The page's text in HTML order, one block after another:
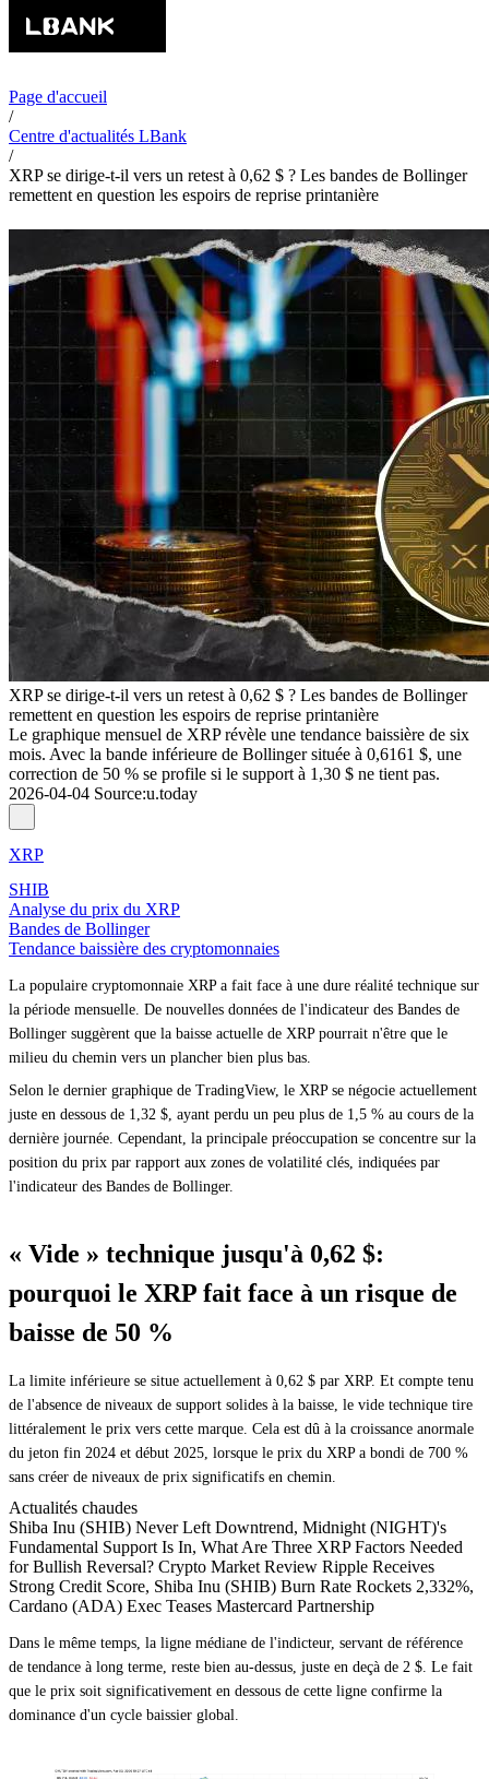
Page d'accueil
/
Centre d'actualités LBank
/
XRP se dirige-t-il vers un retest à 0,62 $ ? Les bandes de Bollinger
remettent en question les espoirs de reprise printanière
XRP se dirige-t-il vers un retest à 0,62 $ ? Les bandes de Bollinger
remettent en question les espoirs de reprise printanière
Le graphique mensuel de XRP révèle une tendance baissière de six
mois. Avec la bande inférieure de Bollinger située à 0,6161 $, une
correction de 50 % se profile si le support à 1,30 $ ne tient pas.
2026-04-04 Source:u.today
XRP
SHIB
Analyse du prix du XRP
Bandes de Bollinger
Tendance baissière des cryptomonnaies
La populaire cryptomonnaie XRP a fait face à une dure réalité technique sur
la période mensuelle. De nouvelles données de l'indicateur des Bandes de
Bollinger suggèrent que la baisse actuelle de XRP pourrait n'être que le
milieu du chemin vers un plancher bien plus bas.
Selon le dernier graphique de TradingView, le XRP se négocie actuellement
juste en dessous de 1,32 $, ayant perdu un peu plus de 1,5 % au cours de la
dernière journée. Cependant, la principale préoccupation se concentre sur la
position du prix par rapport aux zones de volatilité clés, indiquées par
l'indicateur des Bandes de Bollinger.
« Vide » technique jusqu'à 0,62 $:
pourquoi le XRP fait face à un risque de
baisse de 50 %
La limite inférieure se situe actuellement à 0,62 $ par XRP. Et compte tenu
de l'absence de niveaux de support solides à la baisse, le vide technique tire
littéralement le prix vers cette marque. Cela est dû à la croissance anormale
du jeton fin 2024 et début 2025, lorsque le prix du XRP a bondi de 700 %
sans créer de niveaux de prix significatifs en chemin.
Actualités chaudes
Shiba Inu (SHIB) Never Left Downtrend, Midnight (NIGHT)'s
Fundamental Support Is In, What Are Three XRP Factors Needed
for Bullish Reversal? Crypto Market Review Ripple Receives
Strong Credit Score, Shiba Inu (SHIB) Burn Rate Rockets 2,332%,
Cardano (ADA) Exec Teases Mastercard Partnership
Dans le même temps, la ligne médiane de l'indicteur, servant de référence
de tendance à long terme, reste bien au-dessus, juste en deçà de 2 $. Le fait
que le prix soit significativement en dessous de cette ligne confirme la
dominance d'un cycle baissier global.